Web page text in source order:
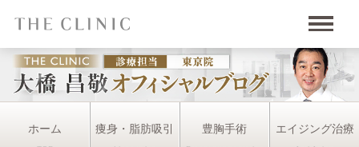
ホーム 痩身・脂肪吸引 豊胸手術 エイジング治療